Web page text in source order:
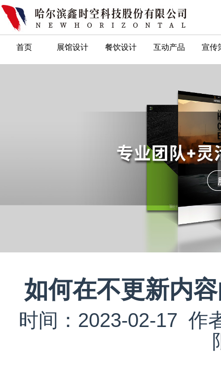
首页 展馆设计 餐饮设计 互动产品 宣传
如何在不更新内
时间：2023-02-17 作